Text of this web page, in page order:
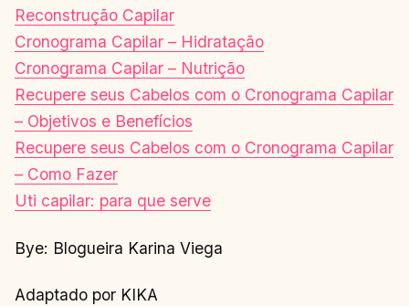
Reconstrução Capilar
Cronograma Capilar – Hidratação
Cronograma Capilar – Nutrição
Recupere seus Cabelos com o Cronograma Capilar
– Objetivos e Benefícios
Recupere seus Cabelos com o Cronograma Capilar
– Como Fazer
Uti capilar: para que serve
Bye: Blogueira Karina Viega
Adaptado por KIKA